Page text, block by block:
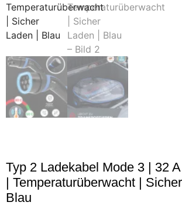
Typ 2 Ladekabel Mode 3 | 32
| Temperaturüberwacht |
Blau